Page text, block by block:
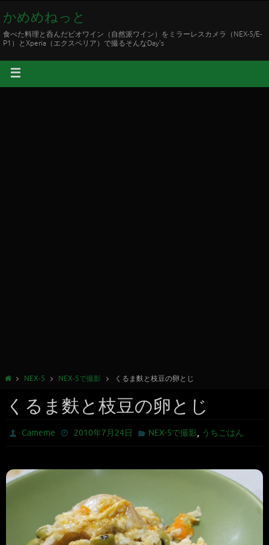
かめめねっと
食べた料理と呑んだビオワイン（自然派ワイン）をミラーレスカメラ（NEX-5/E-
P1）とXperia（エクスペリア）で撮るそんなDay's
NEX-5 NEX-5で撮影 くるま麩と枝豆の卵とじ
くるま麩と枝豆の卵とじ
Cameme 2010年7月24日 NEX-5で撮影, うちごはん